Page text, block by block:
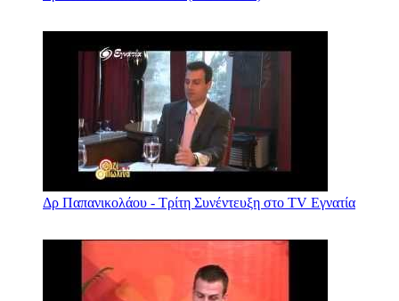
Δρ Παπανικολάου - Τρίτη Συνέντευξη στο TV Εγνατία